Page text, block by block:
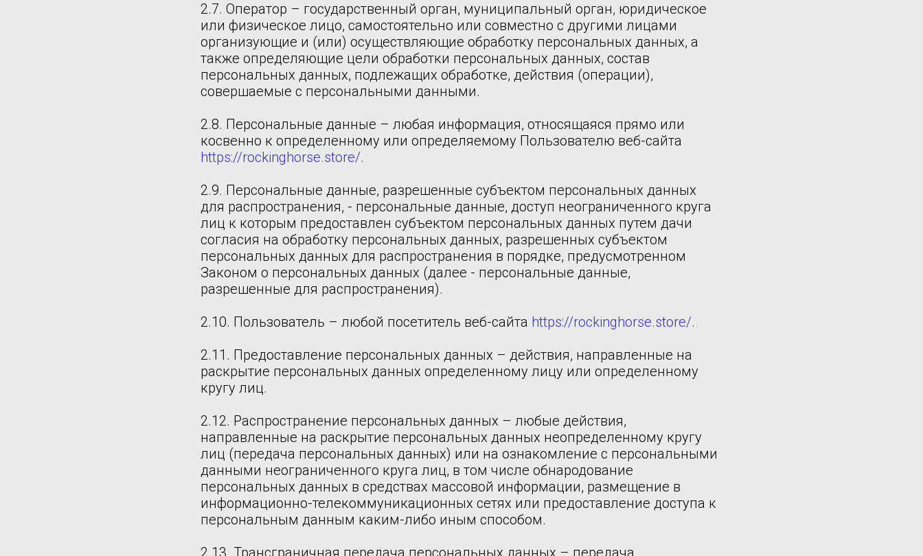
2.7. Оператор – государственный орган, муниципальный орган, юридическое
или физическое лицо, самостоятельно или совместно с другими лицами
организующие и (или) осуществляющие обработку персональных данных, а
также определяющие цели обработки персональных данных, состав
персональных данных, подлежащих обработке, действия (операции),
совершаемые с персональными данными.
2.8. Персональные данные – любая информация, относящаяся прямо или
косвенно к определенному или определяемому Пользователю веб-сайта
https://rockinghorse.store/.
2.9. Персональные данные, разрешенные субъектом персональных данных
для распространения, - персональные данные, доступ неограниченного круга
лиц к которым предоставлен субъектом персональных данных путем дачи
согласия на обработку персональных данных, разрешенных субъектом
персональных данных для распространения в порядке, предусмотренном
Законом о персональных данных (далее - персональные данные,
разрешенные для распространения).
2.10. Пользователь – любой посетитель веб-сайта https://rockinghorse.store/.
2.11. Предоставление персональных данных – действия, направленные на
раскрытие персональных данных определенному лицу или определенному
кругу лиц.
2.12. Распространение персональных данных – любые действия,
направленные на раскрытие персональных данных неопределенному кругу
лиц (передача персональных данных) или на ознакомление с персональными
данными неограниченного круга лиц, в том числе обнародование
персональных данных в средствах массовой информации, размещение в
информационно-телекоммуникационных сетях или предоставление доступа к
персональным данным каким-либо иным способом.
2.13. Трансграничная передача персональных данных – передача